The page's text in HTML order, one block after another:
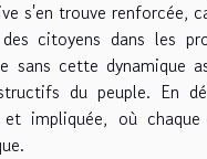
s'en trouve renforcée,
citoyens dans les
cette dynamique
du peuple. En
impliquée, où